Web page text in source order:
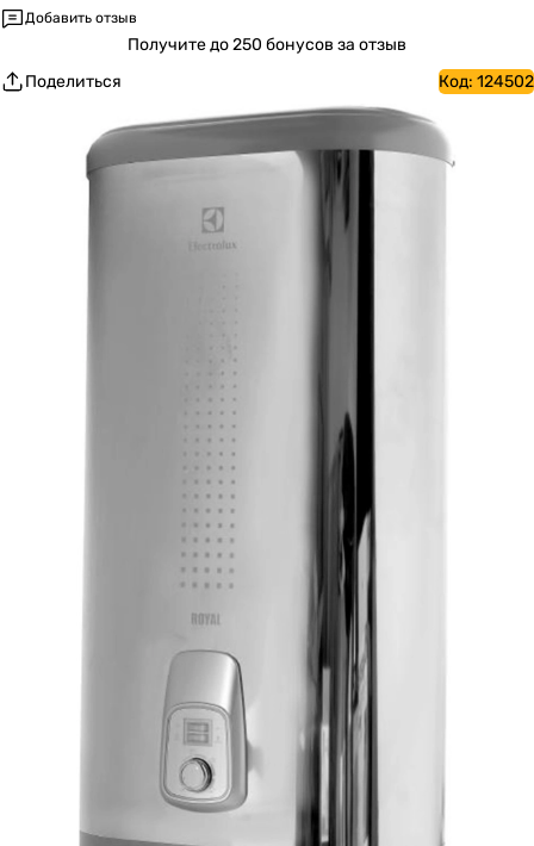
Добавить отзыв
Получитедо 250 бонусов за отзыв
Поделиться
Код: 124502